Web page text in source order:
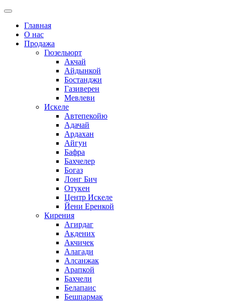
Главная
О нас
Продажа
Гюзельюрт
Акчай
Айдынкой
Бостанджи
Газиверен
Мевлеви
Искеле
Автепекойю
Адачай
Ардахан
Айгун
Бафра
Бахчелер
Богаз
Лонг Бич
Отукен
Центр Искеле
Йени Еренкой
Кирения
Агирдаг
Акдених
Акчичек
Алагади
Алсанжак
Арапкой
Бахчели
Белапаис
Бешпармак